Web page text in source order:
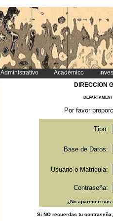
Administrativo Académico
DIRECCION
Por favor
Tipo:
Base de Datos:
Usuario o Matricula:
Contraseña:
¿No aparecen sus
Si NO recuerdas tu